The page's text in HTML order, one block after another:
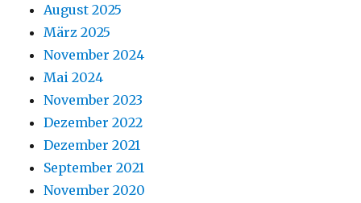
August 2025
März 2025
November 2024
Mai 2024
November 2023
Dezember 2022
Dezember 2021
September 2021
November 2020